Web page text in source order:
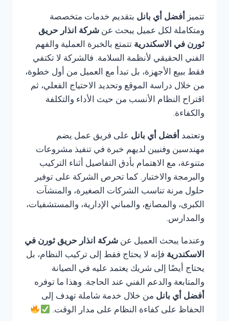
تتميز أفضل أي بانل بتقديم خدمات متخصصة
ومتكاملة لكل عميل يبحث عن شركة انذار حريق
ثورن في الاسكندرية تتمتع بالخبرة العملية والفهم
الفني الحقيقي لأنظمة السلامة. فالشركة لا تكتفي
فقط ببيع الأجهزة، بل تبدأ مع العميل من أول خطوة،
من خلال دراسة الموقع وتحديد الاحتياج الفعلي، ثم
اقتراح النظام الأنسب من حيث الأداء والتكلفة
والكفاءة.
وتعتمد أفضل أي بانل على فريق عمل يضم
مهندسين وفنيين لديهم خبرة في تنفيذ مشروعات
متنوعة، مع الاهتمام بأدق التفاصيل أثناء التركيب
والبرمجة والاختبار. كما تحرص الشركة على توفير
حلول مرنة تناسب الشركات الصغيرة، والمنشآت
الكبرى، والمصانع، والمباني الإدارية، والمستشفيات،
والمدارس.
وعندما يبحث العميل عن شركة انذار حريق ثورن في
الاسكندرية فإنه لا يحتاج فقط إلى تركيب النظام، بل
يحتاج أيضًا إلى شريك يعتمد عليه في الصيانة
والمتابعة والدعم الفني عند الحاجة. وهذا ما توفره
أفضل أي بانل من خلال خدمة شاملة تهدف إلى
الحفاظ على كفاءة النظام على مدار الوقت.